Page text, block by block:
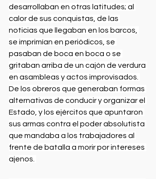
desarrollaban en otras latitudes; al
calor de sus conquistas, de las
noticias que llegaban en los barcos,
se imprimían en periódicos, se
pasaban de boca en boca o se
gritaban arriba de un cajón de verdura
en asambleas y actos improvisados.
De los obreros que generaban formas
alternativas de conducir y organizar el
Estado, y los ejércitos que apuntaron
sus armas contra el poder absolutista
que mandaba a los trabajadores al
frente de batalla a morir por intereses
ajenos.